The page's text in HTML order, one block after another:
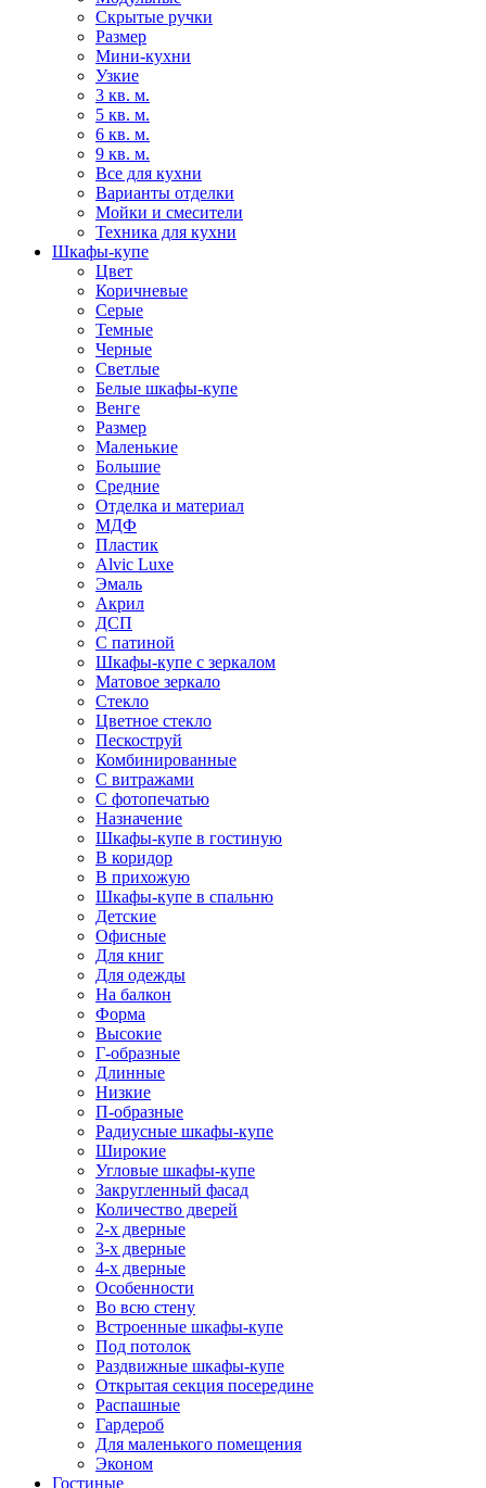
Скрытые ручки
Размер
Мини-кухни
Узкие
3 кв. м.
5 кв. м.
6 кв. м.
9 кв. м.
Все для кухни
Варианты отделки
Мойки и смесители
Техника для кухни
Шкафы-купе
Цвет
Коричневые
Серые
Темные
Черные
Светлые
Белые шкафы-купе
Венге
Размер
Маленькие
Большие
Средние
Отделка и материал
МДФ
Пластик
Alvic Luxe
Эмаль
Акрил
ДСП
С патиной
Шкафы-купе с зеркалом
Матовое зеркало
Стекло
Цветное стекло
Пескоструй
Комбинированные
С витражами
С фотопечатью
Назначение
Шкафы-купе в гостиную
В коридор
В прихожую
Шкафы-купе в спальню
Детские
Офисные
Для книг
Для одежды
На балкон
Форма
Высокие
Г-образные
Длинные
Низкие
П-образные
Радиусные шкафы-купе
Широкие
Угловые шкафы-купе
Закругленный фасад
Количество дверей
2-х дверные
3-х дверные
4-х дверные
Особенности
Во всю стену
Встроенные шкафы-купе
Под потолок
Раздвижные шкафы-купе
Открытая секция посередине
Распашные
Гардероб
Для маленького помещения
Эконом
Гостиные